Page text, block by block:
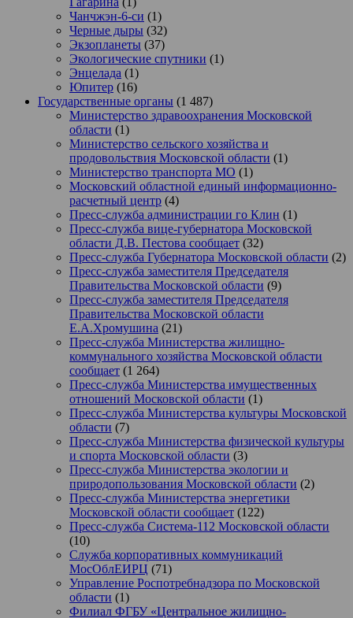
Чанчжэн-6-си (1)
Черные дыры (32)
Экзопланеты (37)
Экологические спутники (1)
Энцелада (1)
Юпитер (16)
Государственные органы (1 487)
Министерство здравоохранения Московской
области (1)
Министерство сельского хозяйства и
продовольствия Московской области (1)
Министерство транспорта МО (1)
Московский областной единый информационно-
расчетный центр (4)
Пресс-служба администрации го Клин (1)
Пресс-служба вице-губернатора Московской
области Д.В. Пестова сообщает (32)
Пресс-служба Губернатора Московской области (2)
Пресс-служба заместителя Председателя
Правительства Московской области (9)
Пресс-служба заместителя Председателя
Правительства Московской области
Е.А.Хромушина (21)
Пресс-служба Министерства жилищно-
коммунального хозяйства Московской области
сообщает (1 264)
Пресс-служба Министерства имущественных
отношений Московской области (1)
Пресс-служба Министерства культуры Московской
области (7)
Пресс-служба Министерства физической культуры
и спорта Московской области (3)
Пресс-служба Министерства экологии и
природопользования Московской области (2)
Пресс-служба Министерства энергетики
Московской области сообщает (122)
Пресс-служба Система-112 Московской области
(10)
Служба корпоративных коммуникаций
МосОблЕИРЦ (71)
Управление Роспотребнадзора по Московской
области (1)
Филиал ФГБУ «Центральное жилищно-